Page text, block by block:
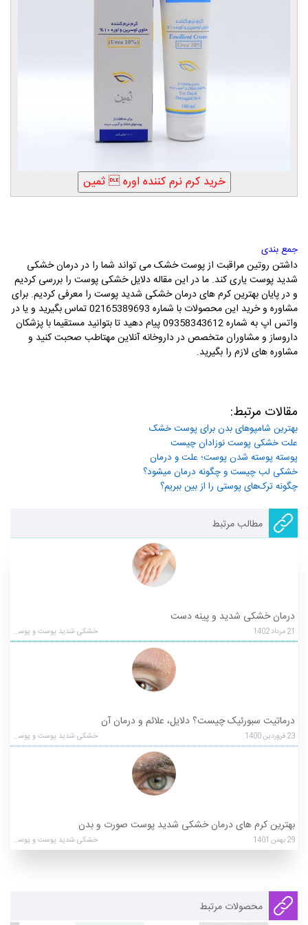
جمع بندی
داشتن روتین مراقبت از پوست خشک می تواند شما را در درمان خشکی
شدید پوست یاری کند. ما در این مقاله دلایل خشکی پوست را بررسی کردیم
و در پایان بهترین کرم های درمان خشکی شدید پوست را معرفی کردیم. برای
مشاوره و خرید این محصولات با شماره 02165389693 تماس بگیرید و یا در
واتس اپ به شماره 09358343612 پیام دهید تا بتوانید مستقیما با پزشکان
داروساز و مشاوران متخصص در داروخانه آنلاین مهتاطب صحبت کنید و
مشاوره های لازم را بگیرید.
مقالات مرتبط:
بهترین شامپوهای بدن برای پوست خشک
علت خشکی پوست نوزادان چیست
پوسته پوسته شدن پوست؛ علت و درمان
خشکی لب چیست و چگونه درمان میشود؟
چگونه ترک‌های پوستی را از بین ببریم؟
مطالب مرتبط
درمان خشکی شدید و پینه دست
21مرداد1402 خشکی شدید پوست و پوسته ریزی
درماتیت سبورئیک چیست؟ دلایل، علائم و درمان آن
23فروردین1400 خشکی شدید پوست و پوسته ریزی
بهترین کرم های درمان خشکی شدید پوست صورت و بدن
29بهمن 1401 خشکی شدید پوست و پوسته ریزی
محصولات مرتبط